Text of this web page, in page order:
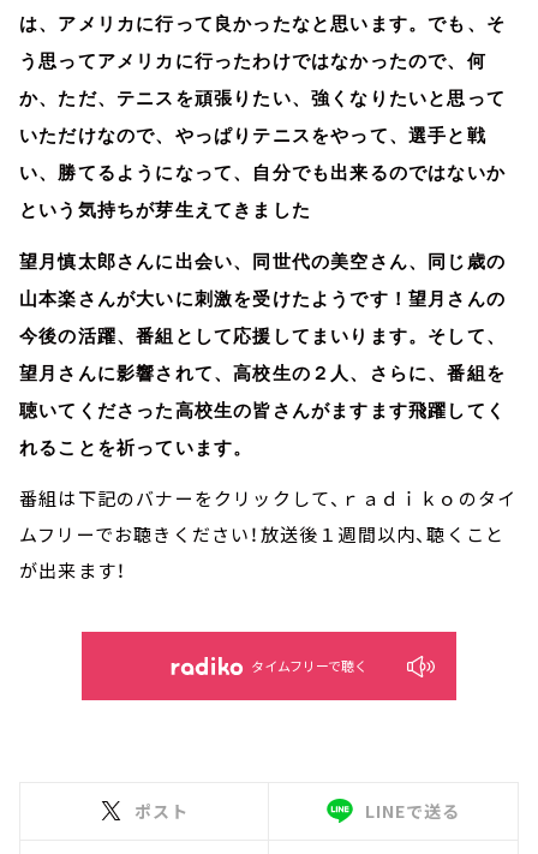
は、アメリカに行って良かったなと思います。でも、そ
う思ってアメリカに行ったわけではなかったので、何
か、ただ、テニスを頑張りたい、強くなりたいと思って
いただけなので、やっぱりテニスをやって、選手と戦
い、勝てるようになって、自分でも出来るのではないか
という気持ちが芽生えてきました
望月慎太郎さんに出会い、同世代の美空さん、同じ歳の
山本楽さんが大いに刺激を受けたようです！望月さんの
今後の活躍、番組として応援してまいります。そして、
望月さんに影響されて、高校生の２人、さらに、番組を
聴いてくださった高校生の皆さんがますます飛躍してく
れることを祈っています。
番組は下記のバナーをクリックして、ｒａｄｉｋｏのタイ
ムフリーでお聴きください！放送後１週間以内、聴くこと
が出来ます！
タイムフリーで聴く
ポスト LINEで送る